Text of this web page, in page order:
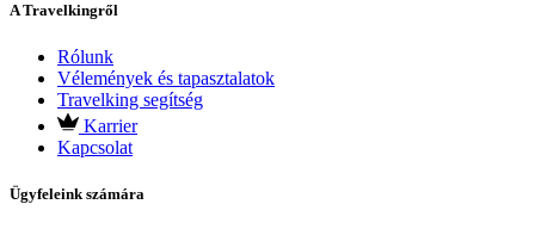
A Travelkingről
Rólunk
Vélemények és tapasztalatok
Travelking segítség
Karrier
Kapcsolat
Ügyfeleink számára